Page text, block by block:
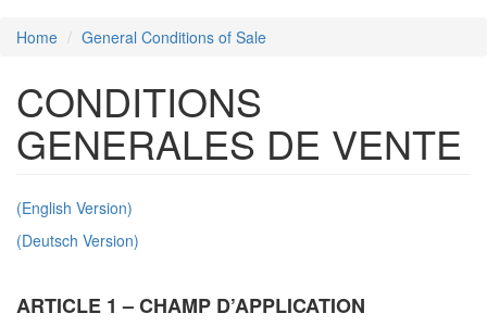
Home General Conditions of Sale
CONDITIONS
GENERALES DE VENTE
(English Version)
(Deutsch Version)
ARTICLE 1 – CHAMP D’APPLICATION